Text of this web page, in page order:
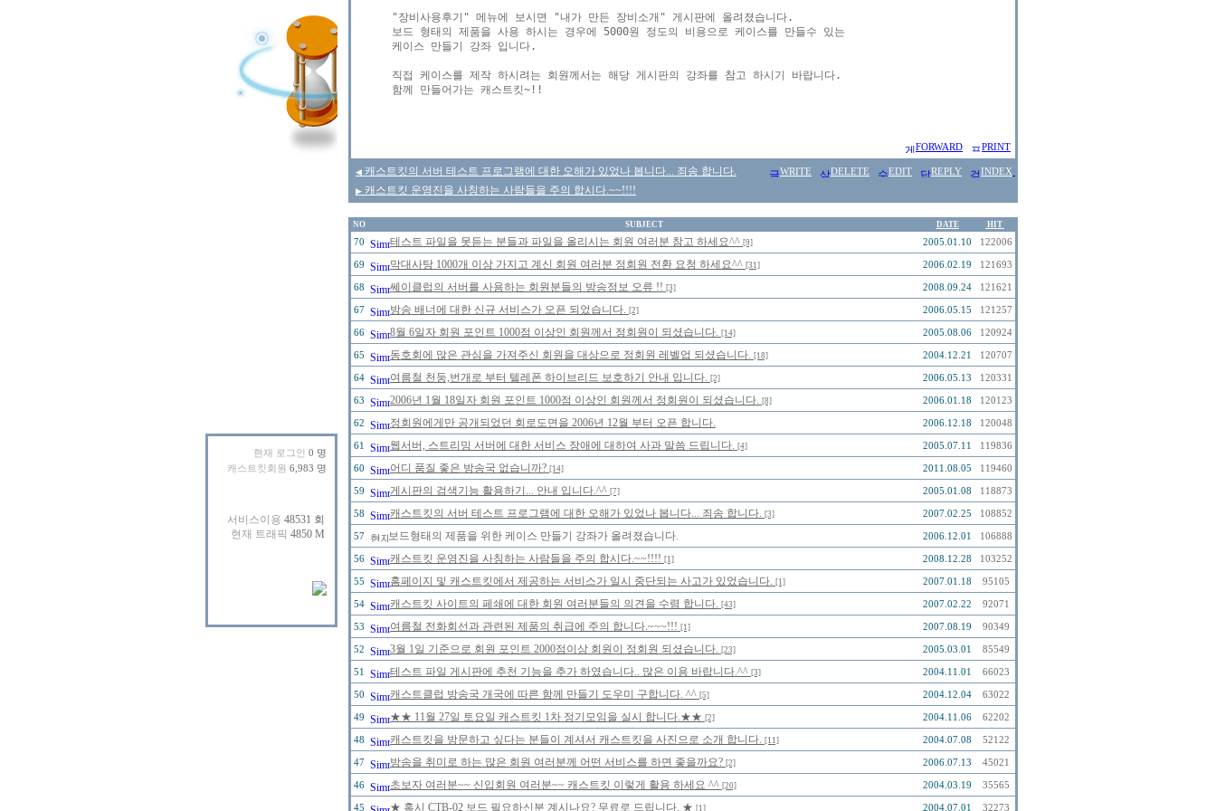
현재 로그인 0 명
캐스트킷회원 6,983 명
"장비사용후기" 메뉴에 보시면 "내가 만든 장비소개" 게시판에 올려졌습니다.
보드 형태의 제품을 사용 하시는 경우에 5000원 정도의 비용으로 케이스를 만들수 있는
케이스 만들기 강좌 입니다.
직접 케이스를 제작 하시려는 회원께서는 해당 게시판의 강좌를 참고 하시기 바랍니다.
함께 만들어가는 캐스트킷~!!
FORWARD PRINT
◀ 캐스트킷의 서버 테스트 프로그램에 대한 오해가 있었나 봅니다... 죄송 합니다.
▶ 캐스트킷 운영진을 사칭하는 사람들을 주의 합시다.~~!!!!
WRITE DELETE EDIT REPLY INDEX
NO SUBJECT DATE HIT
70 테스트 파일을 못듣는 분들과 파일을 올리시는 회원 여러분 참고 하세요^^ [9] 2005.01.10 122006
69 막대사탕 1000개 이상 가지고 계신 회원 여러분 정회원 전환 요청 하세요^^ [31] 2006.02.19 121693
68 쎄이클럽의 서버를 사용하는 회원분들의 방송정보 오류 !! [3] 2008.09.24 121621
67 방송 배너에 대한 신규 서비스가 오픈 되었습니다. [2] 2006.05.15 121257
66 8월 6일자 회원 포인트 1000점 이상인 회원께서 정회원이 되셨습니다. [14] 2005.08.06 120924
65 동호회에 많은 관심을 가져주신 회원을 대상으로 정회원 레벨업 되셨습니다. [18] 2004.12.21 120707
64 여름철 천둥,번개로 부터 텔레폰 하이브리드 보호하기 안내 입니다. [2] 2006.05.13 120331
63 2006년 1월 18일자 회원 포인트 1000점 이상인 회원께서 정회원이 되셨습니다. [8] 2006.01.18 120123
62 정회원에게만 공개되었던 회로도면을 2006년 12월 부터 오픈 합니다. 2006.12.18 120048
61 웹서버, 스트리밍 서버에 대한 서비스 장애에 대하여 사과 말씀 드립니다. [4] 2005.07.11 119836
60 어디 품질 좋은 방송국 없습니까? [14] 2011.08.05 119460
59 게시판의 검색기능 활용하기... 안내 입니다.^^ [7] 2005.01.08 118873
58 캐스트킷의 서버 테스트 프로그램에 대한 오해가 있었나 봅니다... 죄송 합니다. [3] 2007.02.25 108852
57 보드형태의 제품을 위한 케이스 만들기 강좌가 올려졌습니다. 2006.12.01 106888
56 캐스트킷 운영진을 사칭하는 사람들을 주의 합시다.~~!!!! [1] 2008.12.28 103252
55 홈페이지 및 캐스트킷에서 제공하는 서비스가 일시 중단되는 사고가 있었습니다. [1] 2007.01.18 95105
54 캐스트킷 사이트의 페쇄에 대한 회원 여러분들의 의견을 수렴 합니다. [43] 2007.02.22 92071
53 여름철 전화회선과 관련된 제품의 취급에 주의 합니다.~~~!!! [1] 2007.08.19 90349
52 3월 1일 기준으로 회원 포인트 2000점이상 회원이 정회원 되셨습니다. [23] 2005.03.01 85549
51 테스트 파일 게시판에 추천 기능을 추가 하였습니다.. 많은 이용 바랍니다.^^ [3] 2004.11.01 66023
50 캐스트클럽 방송국 개국에 따른 함께 만들기 도우미 구합니다. ^^ [5] 2004.12.04 63022
49 ★★ 11월 27일 토요일 캐스트킷 1차 정기모임을 실시 합니다.★★ [2] 2004.11.06 62202
48 캐스트킷을 방문하고 싶다는 분들이 계셔서 캐스트킷을 사진으로 소개 합니다. [11] 2004.07.08 52122
47 방송을 취미로 하는 많은 회원 여러분께 어떤 서비스를 하면 좋을까요? [2] 2006.07.13 45021
46 초보자 여러분~~ 신입회원 여러분~~ 캐스트킷 이렇게 활용 하세요 ^^ [20] 2004.03.19 35565
45 ★ 혹시 CTB-02 보드 필요하신분 계시나요? 무료로 드립니다. ★ [1] 2004.07.01 32273